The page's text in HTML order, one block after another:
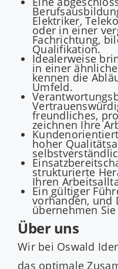
Elektriker,
oder in einer
Fachrichtung,
Qualifikation.
Idealerweise
in einer
kennen die
Umfeld.
freundliches,
zeichnen Ihre
hoher
strukturierte
Ihren
Ein gültiger
vorhanden, und
übernehmen
Über uns
Wir bei Oswald
das optimale